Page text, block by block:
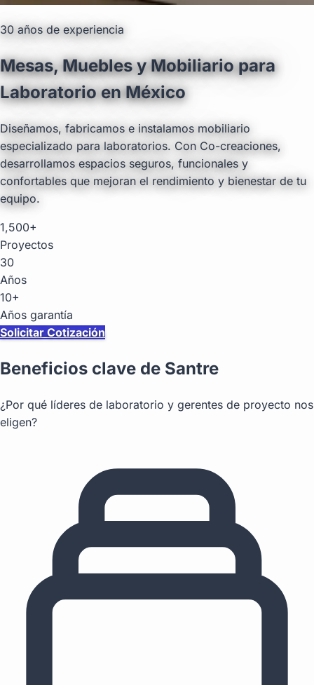
30 años de experiencia
Mesas, Muebles y Mobiliario para
Laboratorio en México
Diseñamos, fabricamos e instalamos mobiliario
especializado para laboratorios. Con Co-creaciones,
desarrollamos espacios seguros, funcionales y
confortables que mejoran el rendimiento y bienestar de tu
equipo.
1,500+
Proyectos
30
Años
10+
Años garantía
Solicitar Cotización
Beneficios clave de Santre
¿Por qué líderes de laboratorio y gerentes de proyecto nos
eligen?